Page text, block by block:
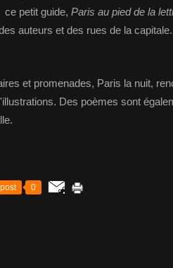
ce petit guide, Paris au pied de la
auteurs et des rues de la
et promenades, Paris la nuit,
Des poèmes sont
0